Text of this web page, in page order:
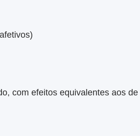
com efeitos equivalentes aos de